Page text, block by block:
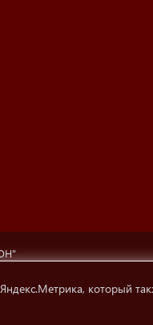
ул.
информации
который